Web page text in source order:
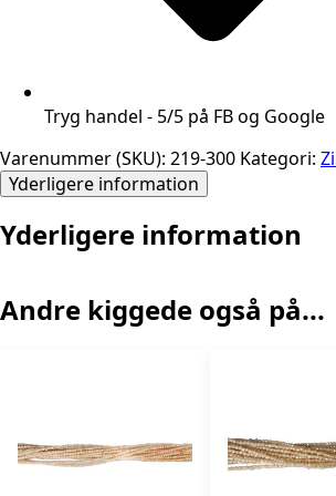
Tryg handel - 5/5 på FB og Google
Varenummer (SKU): 219-300 Kategori:
Yderligere information
Yderligere information
Andre kiggede også på...